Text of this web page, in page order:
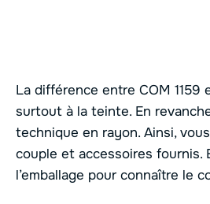
La différence entre COM 1159
surtout à la teinte. En
technique en rayon. Ainsi,
couple et accessoires fournis.
l’emballage pour connaître le